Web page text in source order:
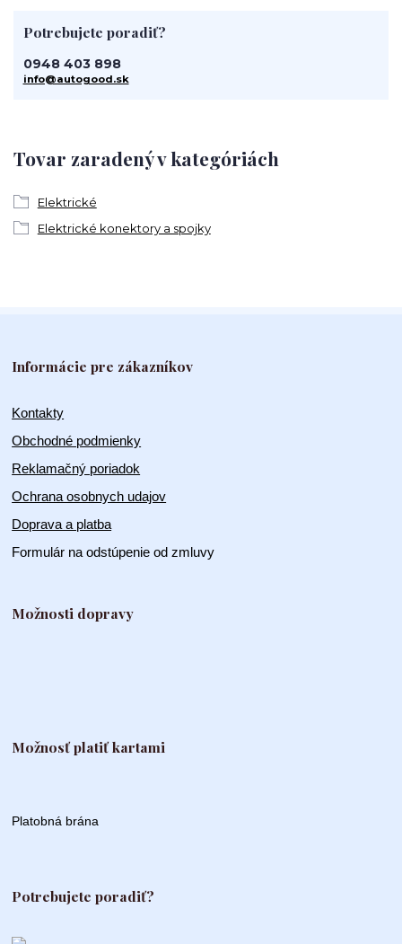
Tovar zaradený v kategóriách
Elektrické
Elektrické konektory a spojky
Potrebujete poradiť?
0948 403 898
info@autogood.sk
Informácie pre zákazníkov
Kontakty
Obchodné podmienky
Reklamačný poriadok
Ochrana osobnych udajov
Doprava a platba
Formulár na odstúpenie od zmluvy
Možnosti dopravy
Možnosť platiť kartami
Platobná brána
Potrebujete poradiť?